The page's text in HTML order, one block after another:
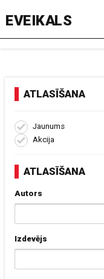
EVEIKALS
ATLASĪŠANA
Jaunums
Akcija
ATLASĪŠANA
Autors
Izdevējs